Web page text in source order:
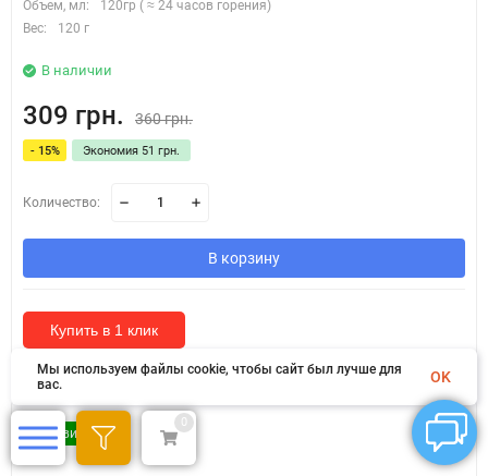
Объем, мл:
120гр ( ≈ 24 часов горения)
Вес:
120 г
В наличии
309 грн. 360 грн.
- 15% Экономия 51 грн.
Количество:
В корзину
Купить в 1 клик
Новинка!
0
Мы используем файлы cookie, чтобы сайт был лучше для
вас.
OK